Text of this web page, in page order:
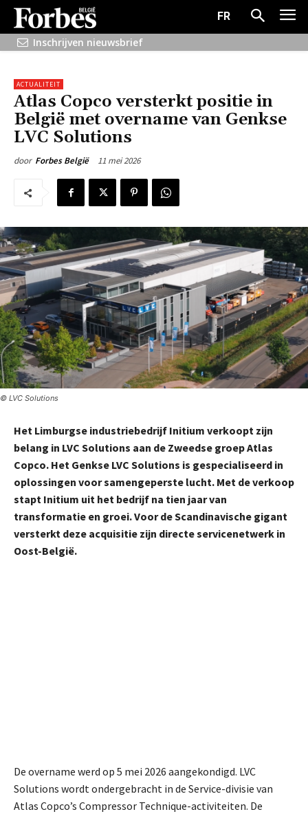
FR
Inschrijven nieuwsbrief
ACTUALITEIT
Atlas Copco versterkt positie in
België met overname van Genkse
LVC Solutions
door Forbes België 11 mei 2026
© LVC Solutions
Het Limburgse industriebedrijf Initium verkoopt zijn
belang in LVC Solutions aan de Zweedse groep Atlas
Copco. Het Genkse LVC Solutions is gespecialiseerd in
oplossingen voor samengeperste lucht. Met de verkoop
stapt Initium uit het bedrijf na tien jaar van
transformatie en groei. Voor de Scandinavische gigant
versterkt deze acquisitie zijn directe servicenetwerk in
Oost-België.
De overname werd op 5 mei 2026 aangekondigd. LVC
Solutions wordt ondergebracht in de Service-divisie van
Atlas Copco’s Compressor Technique-activiteiten. De